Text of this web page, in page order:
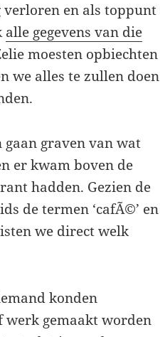
verloren en als toppunt
alle gegevens van die
moesten opbiechten
we alles te zullen doen
gaan graven van wat
er kwam boven de
hadden. Gezien de
de termen ‘cafÃ©’ en
we direct welk
konden
werk gemaakt worden